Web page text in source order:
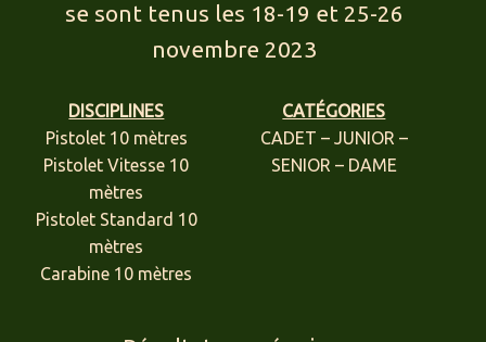
se sont tenus les 18-19 et 25-26
novembre 2023
DISCIPLINES
Pistolet 10 mètres
Pistolet Vitesse 10
mètres
Pistolet Standard 10
mètres
Carabine 10 mètres
CATÉGORIES
CADET – JUNIOR –
SENIOR – DAME